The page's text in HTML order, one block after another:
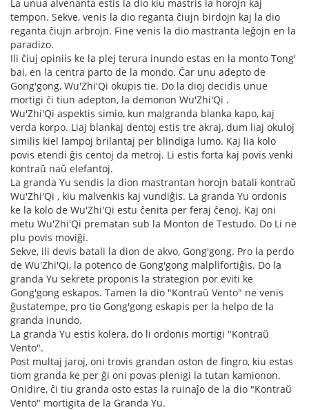
La unua alvenanta estis la dio kiu mastris la horojn kaj
tempon. Sekve, venis la dio reganta ĉiujn birdojn kaj la dio
reganta ĉiujn arbrojn. Fine venis la dio mastranta leĝojn en la
paradizo.
Ili ĉiuj opiniis ke la plej terura inundo estas en la monto Tong'
bai, en la centra parto de la mondo. Ĉar unu adepto de
Gong'gong, Wu'Zhi'Qi okupis tie. Do la dioj decidis unue
mortigi ĉi tiun adepton, la demonon Wu'Zhi'Qi .
Wu'Zhi'Qi aspektis simio, kun malgranda blanka kapo, kaj
verda korpo. Liaj blankaj dentoj estis tre akraj, dum liaj okuloj
similis kiel lampoj brilantaj per blindiga lumo. Kaj lia kolo
povis etendi ĝis centoj da metroj. Li estis forta kaj povis venki
kontraŭ naŭ elefantoj.
La granda Yu sendis la dion mastrantan horojn batali kontraŭ
Wu'Zhi'Qi , kiu malvenkis kaj vundiĝis. La granda Yu ordonis
ke la kolo de Wu'Zhi'Qi estu ĉenita per feraj ĉenoj. Kaj oni
metu Wu'Zhi'Qi prematan sub la Monton de Testudo. Do Li ne
plu povis moviĝi.
Sekve, ili devis batali la dion de akvo, Gong'gong. Pro la perdo
de Wu'Zhi'Qi, la potenco de Gong'gong malplifortiĝis. Do la
granda Yu sekrete proponis la strategion por eviti ke
Gong'gong eskapos. Tamen la dio "Kontraŭ Vento" ne venis
ĝustatempe, pro tio Gong'gong eskapis per la helpo de la
granda inundo.
La granda Yu estis kolera, do li ordonis mortigi "Kontraŭ
Vento".
Post multaj jaroj, oni trovis grandan oston de fingro, kiu estas
tiom granda ke per ĝi oni povas plenigi la tutan kamionon.
Onidire, ĉi tiu granda osto estas la ruinaĵo de la dio "Kontraŭ
Vento" mortigita de la Granda Yu.